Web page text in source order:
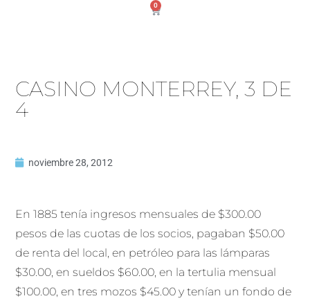
0
Carrito
CASINO MONTERREY, 3 DE
4
noviembre 28, 2012
En 1885 tenía ingresos mensuales de $300.00
pesos de las cuotas de los socios, pagaban $50.00
de renta del local, en petróleo para las lámparas
$30.00, en sueldos $60.00, en la tertulia mensual
$100.00, en tres mozos $45.00 y tenían un fondo de